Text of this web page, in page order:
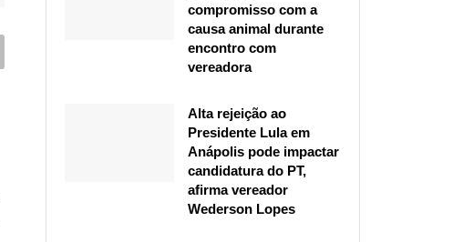
compromisso com a
causa animal durante
encontro com
vereadora
Alta rejeição ao
Presidente Lula em
Anápolis pode impactar
candidatura do PT,
afirma vereador
Wederson Lopes